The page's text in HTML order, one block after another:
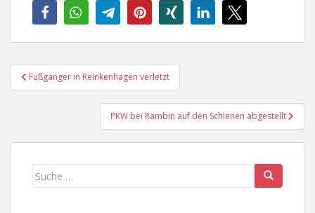
Beitragsnavigation
Fußgänger in Reinkenhagen verletzt
PKW bei Rambin auf den Schienen abgestellt
Suche